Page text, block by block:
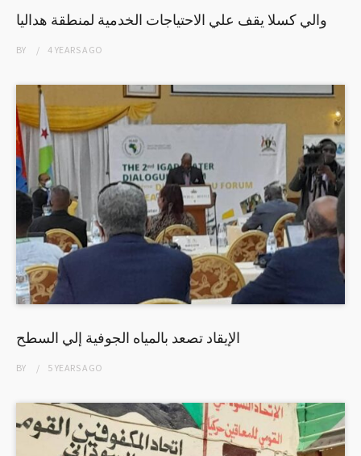
والي كسلا يقف علي الاحتياجات الخدمية لمنطقة هداليا
BY 4 YEARSAGO
الإيقاد تصعد بالمياه الجوفية إلي السطح
BY 5 YEARSAGO